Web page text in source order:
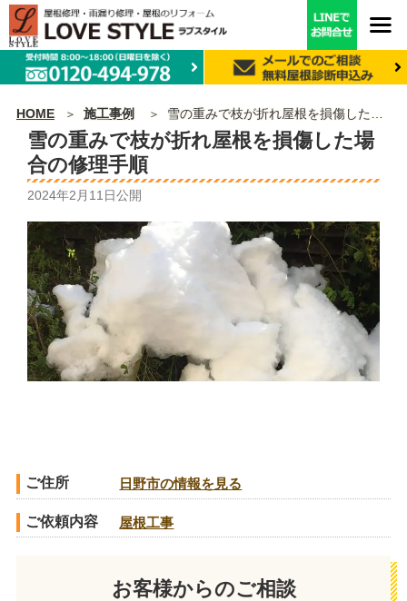
HOME 施工事例 雪の重みで枝が折れ屋根を損傷した場合の修理手順
雪の重みで枝が折れ屋根を損傷した場
合の修理手順
2024年2月11日公開
ご住所 日野市の情報を見る
ご依頼内容 屋根工事
お客様からのご相談